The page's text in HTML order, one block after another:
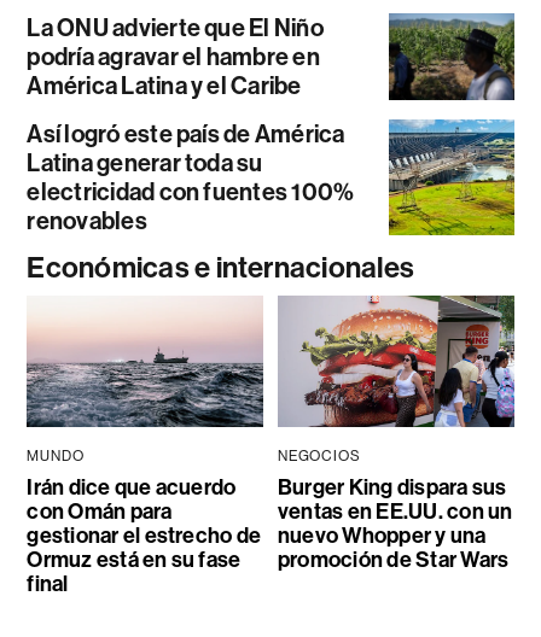
La ONU advierte que El Niño
podría agravar el hambre en
América Latina y el Caribe
Así logró este país de América
Latina generar toda su
electricidad con fuentes 100%
renovables
Económicas e internacionales
MUNDO
Irán dice que acuerdo
con Omán para
gestionar el estrecho de
Ormuz está en su fase
final
NEGOCIOS
Burger King dispara sus
ventas en EE.UU. con un
nuevo Whopper y una
promoción de Star Wars